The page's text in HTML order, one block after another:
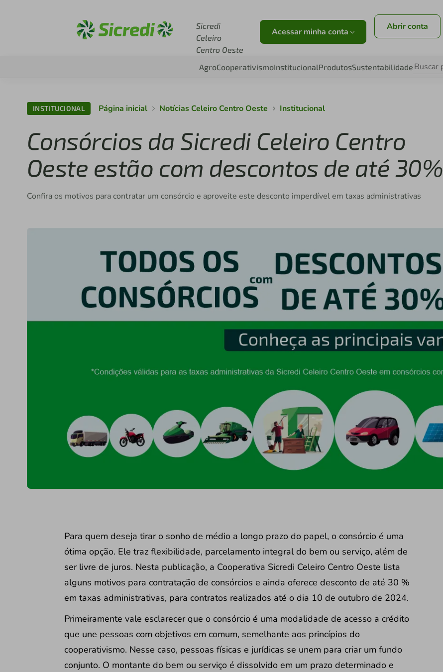
Sicredi
Celeiro
Centro Oeste
Acessar minha conta Abrir conta
AgroCooperativismoInstitucionalProdutosSustentabilidade
INSTITUCIONAL Página inicial Notícias Celeiro Centro Oeste Institucional
Consórcios da Sicredi Celeiro Centro
Oeste estão com descontos de até 30%
Confira os motivos para contratar um consórcio e aproveite este desconto imperdível em taxas administrativas
Para quem deseja tirar o sonho de médio a longo prazo do papel, o consórcio é uma
ótima opção. Ele traz flexibilidade, parcelamento integral do bem ou serviço, além de
ser livre de juros. Nesta publicação, a Cooperativa Sicredi Celeiro Centro Oeste lista
alguns motivos para contratação de consórcios e ainda oferece desconto de até 30 %
em taxas administrativas, para contratos realizados até o dia 10 de outubro de 2024.
Primeiramente vale esclarecer que o consórcio é uma modalidade de acesso a crédito
que une pessoas com objetivos em comum, semelhante aos princípios do
cooperativismo. Nesse caso, pessoas físicas e jurídicas se unem para criar um fundo
conjunto. O montante do bem ou serviço é dissolvido em um prazo determinado e